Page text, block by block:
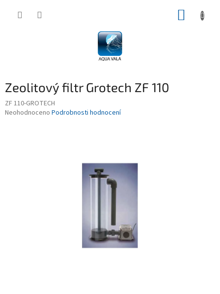
Zeolitový filtr Grotech ZF 110
ZF 110-GROTECH
Průměrné
Neohodnoceno Podrobnosti hodnocení